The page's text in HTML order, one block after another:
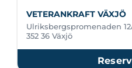
VETERANKRAFT VÄXJÖ
Ulriksbergspromenaden
352 36 Växjö